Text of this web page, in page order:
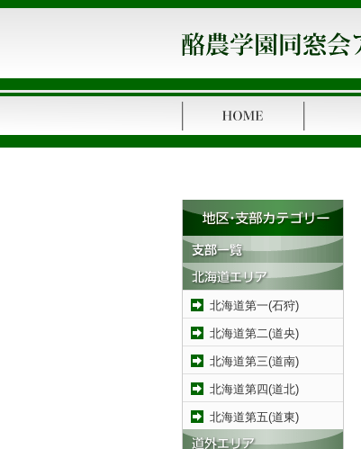
北海道第一(石狩)
北海道第二(道央)
北海道第三(道南)
北海道第四(道北)
北海道第五(道東)